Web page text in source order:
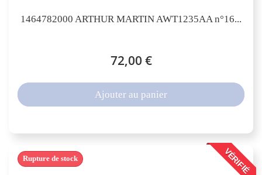
1464782000 ARTHUR MARTIN AWT1235AA n°16...
72,00 €
Ajouter au panier
VÉRIFIÉ
Rupture de stock